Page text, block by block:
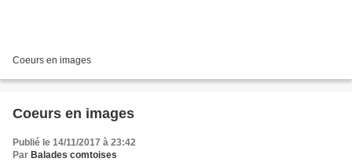
Coeurs en images
Coeurs en images
Publié le 14/11/2017 à 23:42
Par Balades comtoises